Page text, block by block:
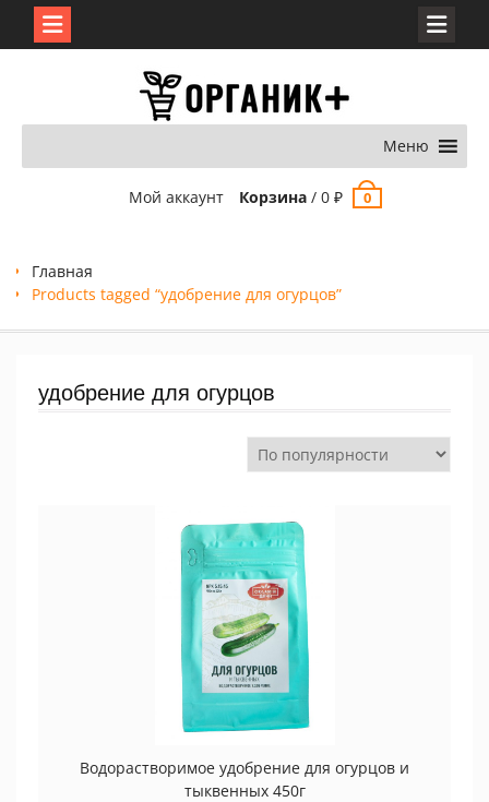
Меню
Мой аккаунт Корзина/ 0 ₽ 0
Главная
Products tagged “удобрение для огурцов”
удобрение для огурцов
Водорастворимое удобрение для огурцов и
тыквенных 450г